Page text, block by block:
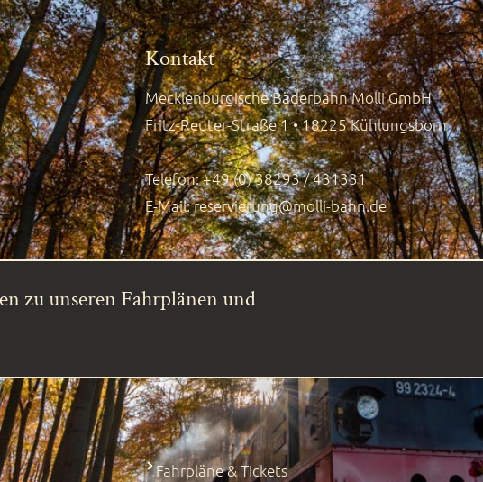
Kontakt
Mecklenburgische Bäderbahn Molli GmbH
Fritz-Reuter-Straße 1 • 18225 Kühlungsborn
Telefon: +49 (0) 38293 / 431331
E-Mail:reservierung@molli-bahn.de
zu unseren Fahrplänen und
Fahrpläne & Tickets